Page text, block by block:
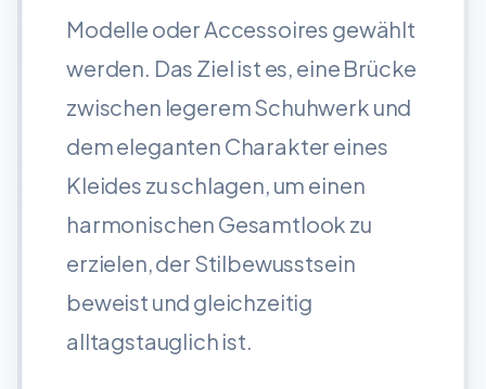
Modelle oder Accessoires gewählt
werden. Das Ziel ist es, eine Brücke
zwischen legerem Schuhwerk und
dem eleganten Charakter eines
Kleides zu schlagen, um einen
harmonischen Gesamtlook zu
erzielen, der Stilbewusstsein
beweist und gleichzeitig
alltagstauglich ist.